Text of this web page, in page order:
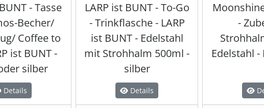
- Tasse
Becher/
Coffee to
ist BUNT -
silber
Details
LARP ist BUNT - To-Go
- Trinkflasche - LARP
ist BUNT - Edelstahl
mit Strohhalm 500ml -
silber
Details
-
Edelstahl